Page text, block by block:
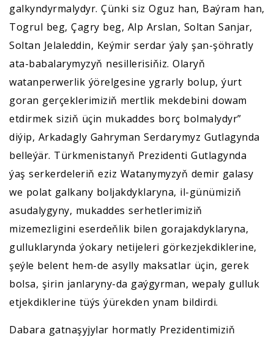
galkyndyrmalydyr. Çünki siz Oguz han, Baýram han,
Togrul beg, Çagry beg, Alp Arslan, Soltan Sanjar,
Soltan Jelaleddin, Keýmir serdar ýaly şan-şöhratly
ata-babalarymyzyň nesillerisiňiz. Olaryň
watanperwerlik ýörelgesine ygrarly bolup, ýurt
goran gerçeklerimiziň mertlik mekdebini dowam
etdirmek siziň üçin mukaddes borç bolmalydyr”
diýip, Arkadagly Gahryman Serdarymyz Gutlagynda
belleýär. Türkmenistanyň Prezidenti Gutlagynda
ýaş serkerdeleriň eziz Watanymyzyň demir galasy
we polat galkany boljakdyklaryna, il-günümiziň
asudalygyny, mukaddes serhetlerimiziň
mizemezligini eserdeňlik bilen gorajakdyklaryna,
gulluklarynda ýokary netijeleri görkezjekdiklerine,
şeýle belent hem-de asylly maksatlar üçin, gerek
bolsa, şirin janlaryny-da gaýgyrman, wepaly gulluk
etjekdiklerine tüýs ýürekden ynam bildirdi.
Dabara gatnaşyjylar hormatly Prezidentimiziň